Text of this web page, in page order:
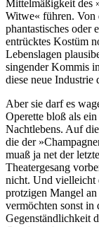
Mittelmäßigkeit des
Witwe« führen. Von
phantastisches oder
entrücktes Kostüm
Lebenslagen
singender Kommis
diese neue Industrie
Aber sie darf es
Operette bloß als
Nachtlebens. Auf
die der
muaß ja net der
Theatergesang
nicht. Und vielleicht
protzigen Mangel
vermöchten sonst in
Gegenständlichkeit